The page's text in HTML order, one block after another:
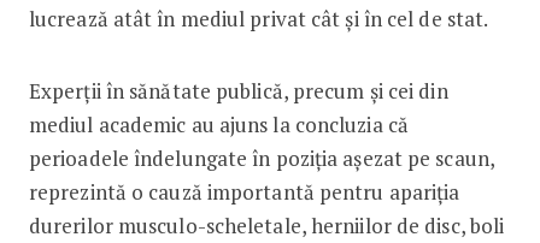
lucrează atât în mediul privat cât și în cel de stat.
Experții în sănătate publică, precum și cei din
mediul academic au ajuns la concluzia că
perioadele îndelungate în poziția așezat pe scaun,
reprezintă o cauză importantă pentru apariția
durerilor musculo-scheletale, herniilor de disc, boli